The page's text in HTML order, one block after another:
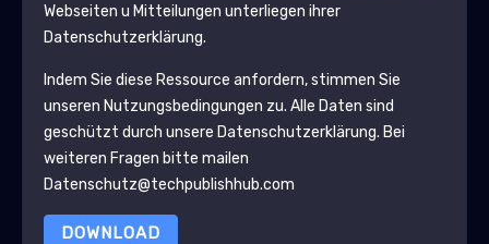
Webseiten u Mitteilungen unterliegen ihrer
Datenschutzerklärung.
Indem Sie diese Ressource anfordern, stimmen Sie
unseren Nutzungsbedingungen zu. Alle Daten sind
geschützt durch unsere Datenschutzerklärung. Bei
weiteren Fragen bitte mailen
Datenschutz@techpublishhub.com
DOWNLOAD